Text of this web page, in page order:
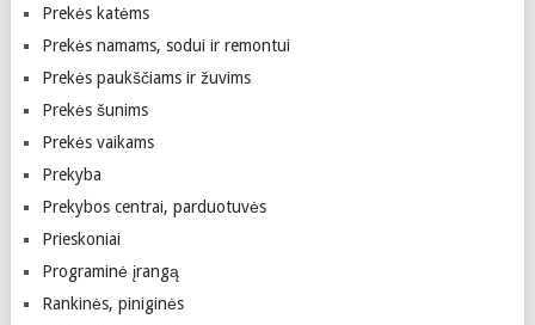
Prekės katėms
Prekės namams, sodui ir remontui
Prekės paukščiams ir žuvims
Prekės šunims
Prekės vaikams
Prekyba
Prekybos centrai, parduotuvės
Prieskoniai
Programinė įrangą
Rankinės, piniginės